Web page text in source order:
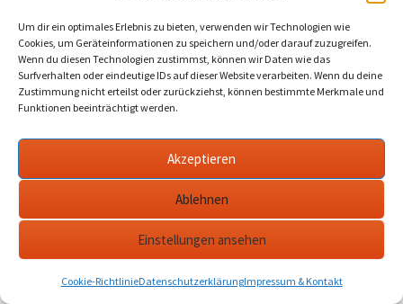
Um dir ein optimales Erlebnis zu bieten, verwenden wir Technologien wie
Cookies, um Geräteinformationen zu speichern und/oder darauf zuzugreifen.
Wenn du diesen Technologien zustimmst, können wir Daten wie das
Surfverhalten oder eindeutige IDs auf dieser Website verarbeiten. Wenn du deine
Zustimmung nicht erteilst oder zurückziehst, können bestimmte Merkmale und
Funktionen beeinträchtigt werden.
Akzeptieren
Ablehnen
Einstellungen ansehen
Cookie-RichtlinieDatenschutzerklärungImpressum & Kontakt
Ausgabe 134 (KW32/25) u. a. mit: dem möglichen Ende der
Bauarbeiten auf der Havelbrücke, einem verschwundenen
Vierrad-Moped und eventuell nicht ganz regelkonformen
Handlungen der PM-Abgeordneten L.…
Datenschutzerklärung werderanderhavel.de